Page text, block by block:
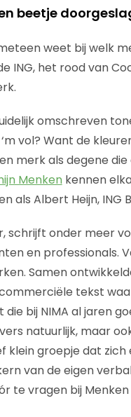
beetje
weet bij welk
ING, het rood van
omschreven
vol? Want de
merk als degene
Menken kennen
als Albert Heijn, ING
schrijft onder meer
en professionals.
Samen
tekst
bij NIMA al jaren
natuurlijk, maar
groepje dat zich
van de eigen
te vragen bij Menken